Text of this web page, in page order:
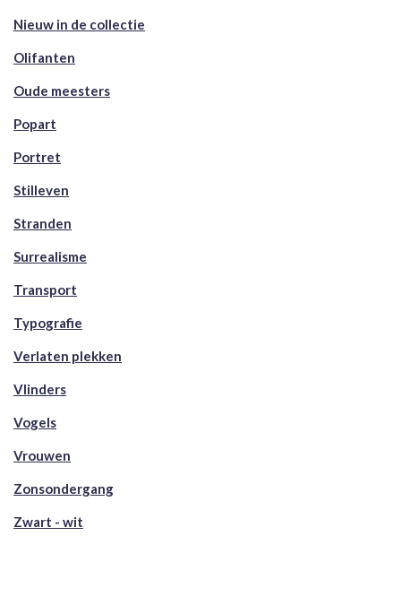
Nieuw in de collectie
Olifanten
Oude meesters
Popart
Portret
Stilleven
Stranden
Surrealisme
Transport
Typografie
Verlaten plekken
Vlinders
Vogels
Vrouwen
Zonsondergang
Zwart - wit